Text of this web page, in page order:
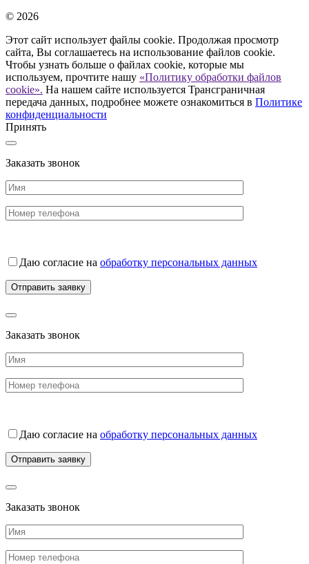
© 2026
Этот сайт использует файлы cookie. Продолжая просмотр
сайта, Вы соглашаетесь на использование файлов cookie.
Чтобы узнать больше о файлах cookie, которые мы
используем, прочтите нашу «Политику обработки файлов
cookie». На нашем сайте используется Трансграничная
передача данных, подробнее можете ознакомиться в Политике
конфиденциальности
Принять
Заказать звонок
Даю согласие на обработку персональных данных
Заказать звонок
Даю согласие на обработку персональных данных
Заказать звонок